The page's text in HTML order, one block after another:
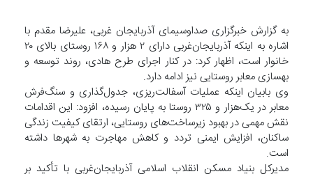
به گزارش خبرگزاری صداوسیمای آذربایجان غربی، علیرضا مقدم با
اشاره به اینکه آذربایجان‌غربی دارای ۲ هزار و ۱۶۸ روستای بالای ۲۰
خانوار است، اظهار کرد: در کنار اجرای طرح هادی، روند توسعه و
بهسازی معابر روستایی نیز ادامه دارد.
وی بابیان اینکه عملیات آسفالت‌ریزی، جدول‌گذاری و سنگ‌فرش
معابر در یک‌هزار و ۳۲۵ روستا به پایان رسیده، افزود: این اقدامات
نقش مهمی در بهبود زیرساخت‌های روستایی، ارتقای کیفیت زندگی
ساکنان، افزایش ایمنی تردد و کاهش مهاجرت به شهرها داشته
است.
مدیرکل بنیاد مسکن انقلاب اسلامی آذربایجان‌غربی با تأکید بر